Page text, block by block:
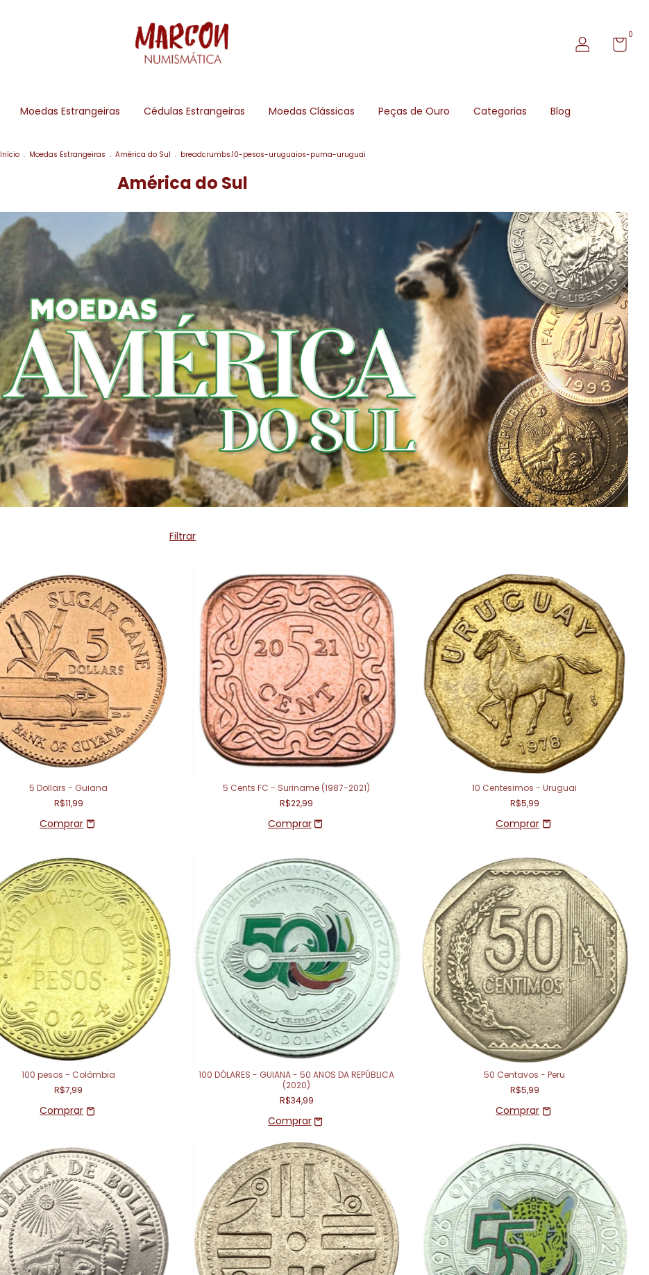
0
Moedas Estrangeiras Cédulas Estrangeiras Moedas Clássicas Peças de Ouro Categorias Blog
Início . Moedas Estrangeiras . América do Sul . breadcrumbs.10-pesos-uruguaios-puma-uruguai
América do Sul
Filtrar
5 Dollars - Guiana
R$11,99
5 Cents FC - Suriname (1987-2021)
R$22,99
10 Centesimos - Uruguai
R$5,99
100 pesos - Colômbia
R$7,99
100 DÓLARES - GUIANA - 50 ANOS DA REPÚBLICA
(2020)
R$34,99
50 Centavos - Peru
R$5,99